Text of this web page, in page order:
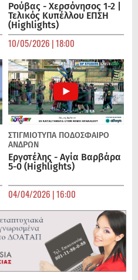
Ρούβας - Χερσόνησος 1-2 |
Τελικός Κυπέλλου ΕΠΣΗ
(Highlights)
10/05/2026 | 18:00
ΣΤΙΓΜΙΟΤΥΠΑ ΠΟΔΌΣΦΑΙΡΟ
ΑΝΔΡΏΝ
Εργοτέλης - Αγία Βαρβάρα
5-0 (Highlights)
04/04/2026 | 16:00